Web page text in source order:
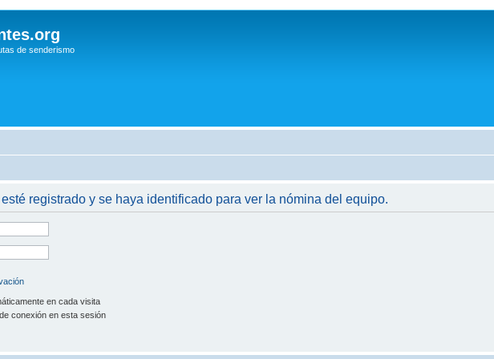
de senderismo
registrado y se haya identificado para ver la nómina del equipo.
en cada visita
conexión en esta sesión